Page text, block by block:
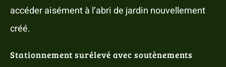
accéder aisément à l’abri de jardin nouvellement
créé.
Stationnement surélevé avec soutènements